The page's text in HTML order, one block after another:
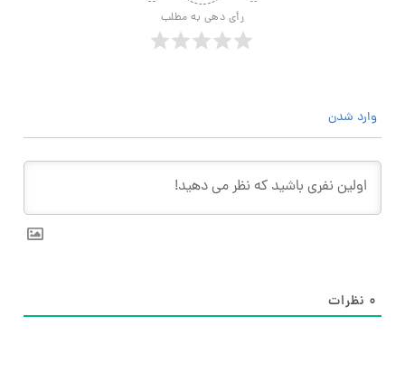
رأی دهی به مطلب
وارد شدن
۰ نظرات